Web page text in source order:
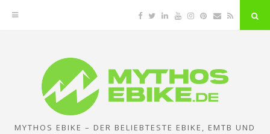
Facebook
TwitterLinkedinYouTubeInstagram
Pinterest
EmailRSS
MYTHOS EBIKE – DER BELIEBTESTE EBIKE, EMTB UND